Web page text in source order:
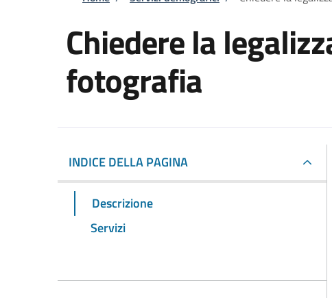
Chiedere la
fotografia
INDICE DELLA PAGINA
Descrizione
Servizi